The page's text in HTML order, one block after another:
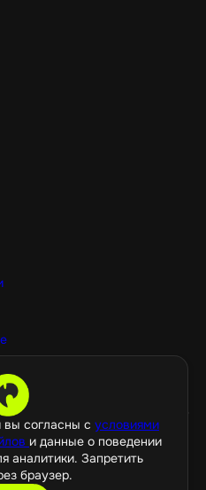
согласны с условиями
и данные о поведении
аналитики. Запретить
браузер.